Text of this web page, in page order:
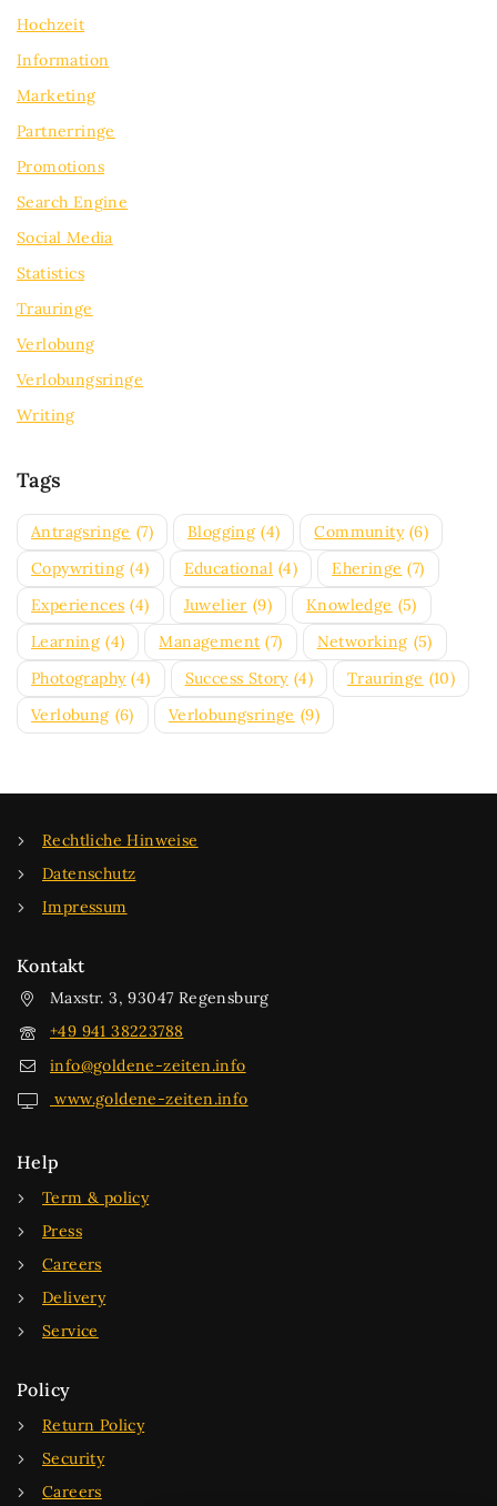
Hochzeit
Information
Marketing
Partnerringe
Promotions
Search Engine
Social Media
Statistics
Trauringe
Verlobung
Verlobungsringe
Writing
Tags
Antragsringe (7) Blogging (4) Community (6)
Copywriting (4) Educational (4) Eheringe (7)
Experiences (4) Juwelier (9) Knowledge (5)
Learning (4) Management (7) Networking (5)
Photography (4) Success Story (4) Trauringe (10)
Verlobung (6) Verlobungsringe (9)
Rechtliche Hinweise
Datenschutz
Impressum
Kontakt
Maxstr. 3, 93047 Regensburg
+49 941 38223788
info@goldene-zeiten.info
www.goldene-zeiten.info
Help
Term & policy
Press
Careers
Delivery
Service
Policy
Return Policy
Security
Careers